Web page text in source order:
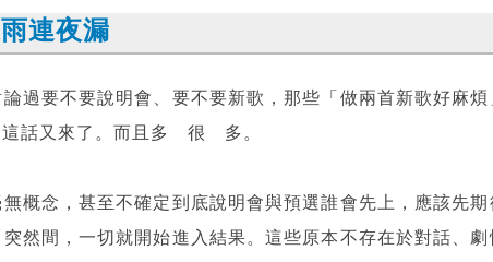
連夜漏
過要不要說明會、要不要新歌，那些「做兩首新歌好麻煩
這話又來了。而且多 很 多。
概念，甚至不確定到底說明會與預選誰會先上，應該先期
然間，一切就開始進入結果。這些原本不存在於對話、劇